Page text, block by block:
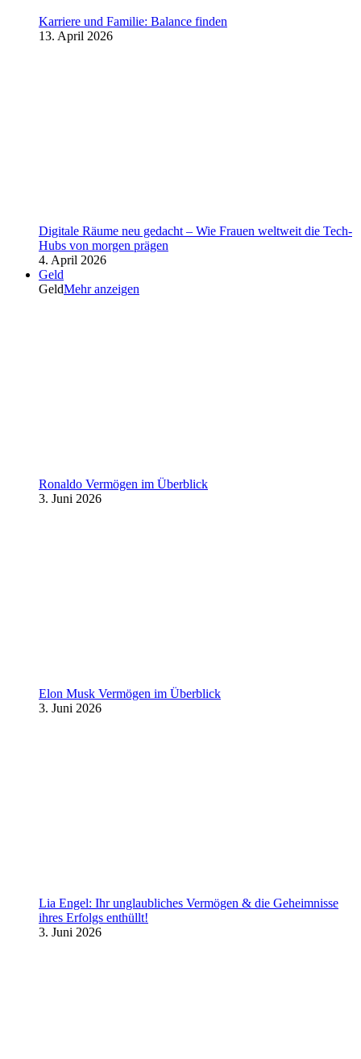
Karriere und Familie: Balance finden
13. April 2026
Digitale Räume neu gedacht – Wie Frauen weltweit die Tech-
Hubs von morgen prägen
4. April 2026
Geld
GeldMehr anzeigen
Ronaldo Vermögen im Überblick
3. Juni 2026
Elon Musk Vermögen im Überblick
3. Juni 2026
Lia Engel: Ihr unglaubliches Vermögen & die Geheimnisse
ihres Erfolgs enthüllt!
3. Juni 2026